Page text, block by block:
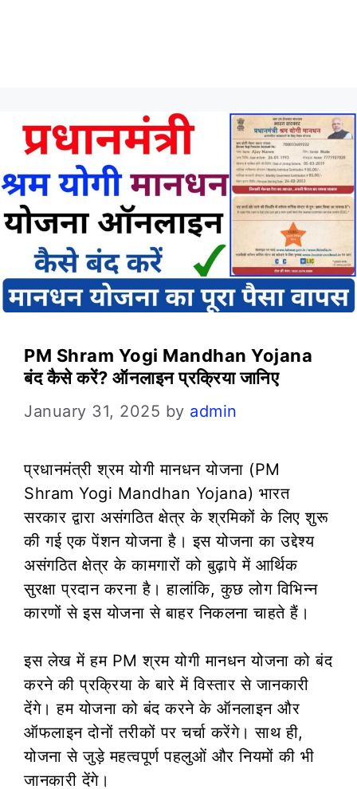
PM Shram Yogi Mandhan Yojana
बंद कैसे करें? ऑनलाइन प्रक्रिया जानिए
January 31, 2025 by admin
प्रधानमंत्री श्रम योगी मानधन योजना (PM
Shram Yogi Mandhan Yojana) भारत
सरकार द्वारा असंगठित क्षेत्र के श्रमिकों के लिए शुरू
की गई एक पेंशन योजना है। इस योजना का उद्देश्य
असंगठित क्षेत्र के कामगारों को बुढ़ापे में आर्थिक
सुरक्षा प्रदान करना है। हालांकि, कुछ लोग विभिन्न
कारणों से इस योजना से बाहर निकलना चाहते हैं।
इस लेख में हम PM श्रम योगी मानधन योजना को बंद
करने की प्रक्रिया के बारे में विस्तार से जानकारी
देंगे। हम योजना को बंद करने के ऑनलाइन और
ऑफलाइन दोनों तरीकों पर चर्चा करेंगे। साथ ही,
योजना से जुड़े महत्वपूर्ण पहलुओं और नियमों की भी
जानकारी देंगे।